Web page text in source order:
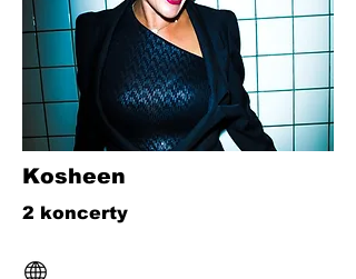
Kosheen
2 koncerty